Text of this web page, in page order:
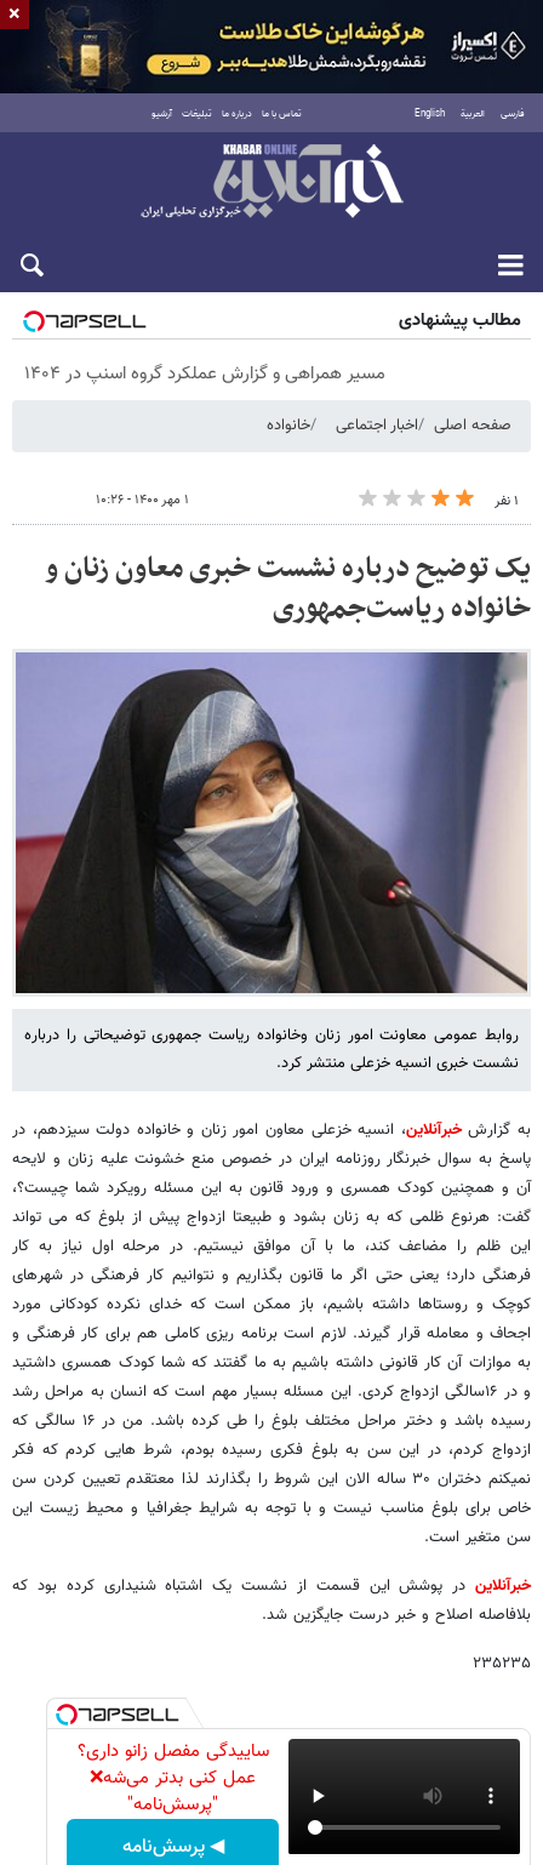
فارسی العربية English تماس با ما درباره ما تبلیغات آرشیو
پنجشنبه ۱۵ مرداد ۱۴۰۵
مطالب پیشنهادی
مسیر همراهی و گزارش عملکرد گروه اسنپ در ۱۴۰۴
صفحه اصلی اخبار اجتماعی خانواده
۱ نفر ۱ مهر ۱۴۰۰ - ۱۰:۲۶
یک توضیح درباره نشست خبری معاون زنان و
خانواده ریاست‌جمهوری
روابط عمومی معاونت امور زنان وخانواده ریاست جمهوری توضیحاتی را درباره
نشست خبری انسیه خزعلی منتشر کرد.
به گزارشخبرآنلاین، انسیه خزعلی معاون امور زنان و خانواده دولت سیزدهم، در
پاسخ به سوال خبرنگار روزنامه ایران در خصوص منع خشونت علیه زنان و لایحه
آن و همچنین کودک همسری و ورود قانون به این مسئله رویکرد شما چیست؟،
گفت: هرنوع ظلمی که به زنان بشود و طبیعتا ازدواج پیش از بلوغ که می تواند
این ظلم را مضاعف کند، ما با آن موافق نیستیم. در مرحله اول نیاز به کار
فرهنگی دارد؛ یعنی حتی اگر ما قانون بگذاریم و نتوانیم کار فرهنگی در شهرهای
کوچک و روستاها داشته باشیم، باز ممکن است که خدای نکرده کودکانی مورد
اجحاف و معامله قرار گیرند. لازم است برنامه ریزی کاملی هم برای کار فرهنگی و
به موازات آن کار قانونی داشته باشیم به ما گفتند که شما کودک همسری داشتید
و در ۱۶سالگی ازدواج کردی. این مسئله بسیار مهم است که انسان به مراحل رشد
رسیده باشد و دختر مراحل مختلف بلوغ را طی کرده باشد. من در ۱۶ سالگی که
ازدواج کردم، در این سن به بلوغ فکری رسیده بودم، شرط هایی کردم که فکر
نمیکنم دختران ۳۰ ساله الان این شروط را بگذارند لذا معتقدم تعیین کردن سن
خاص برای بلوغ مناسب نیست و با توجه به شرایط جغرافیا و محیط زیست این
سن متغیر است.
خبرآنلاین در پوشش این قسمت از نشست یک اشتباه شنیداری کرده بود که
بلافاصله اصلاح و خبر درست جایگزین شد.
۲۳۵۲۳۵
ساییدگی مفصل زانو داری؟
عمل کنی بدتر می‌شه❌
"پرسش‌نامه"
◀ پرسش‌نامه
×